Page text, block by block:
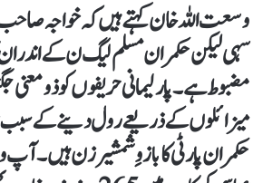
وسعت اللہ خان کہتے ہیں کہ خواجہ صاحب
سہی لیکن حکمران مسلم لیگ ن کے اندر ان
مضبوط ہے۔ پارلیمانی حریفوں کو ذومعنی
میزائلوں کے ذریعے رول دینے کے
حکمران پارٹی کا بازوِ شمشیر زن ہیں۔